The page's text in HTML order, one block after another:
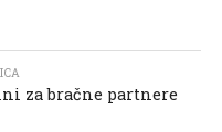
za bračne partnere